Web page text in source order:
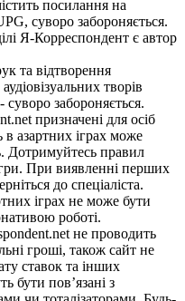
посилання на
суворо забороняється.
Я-Корреспондент є автор
та відтворення
творів
забороняється.
призначені для осіб
азартних іграх може
Дотримуйтесь правил
При виявленні перших
до спеціаліста.
іграх не може бути
роботі.
не проводить
гроші, також сайт не
ставок та інших
бути пов’язані з